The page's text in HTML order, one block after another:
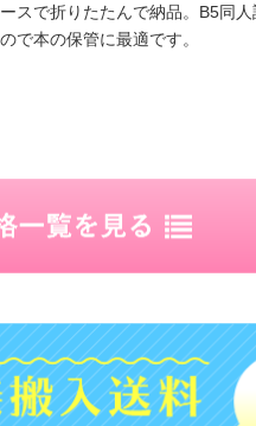
スで折りたたんで納品。B5同
で本の保管に最適です。